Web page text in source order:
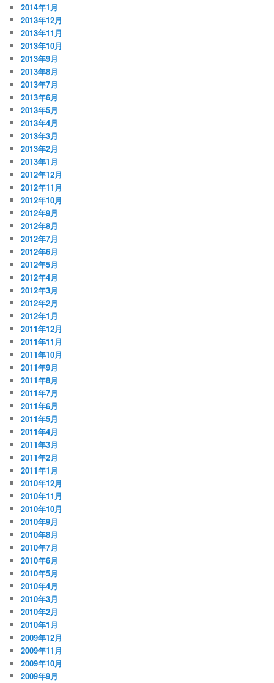
2014年1月
2013年12月
2013年11月
2013年10月
2013年9月
2013年8月
2013年7月
2013年6月
2013年5月
2013年4月
2013年3月
2013年2月
2013年1月
2012年12月
2012年11月
2012年10月
2012年9月
2012年8月
2012年7月
2012年6月
2012年5月
2012年4月
2012年3月
2012年2月
2012年1月
2011年12月
2011年11月
2011年10月
2011年9月
2011年8月
2011年7月
2011年6月
2011年5月
2011年4月
2011年3月
2011年2月
2011年1月
2010年12月
2010年11月
2010年10月
2010年9月
2010年8月
2010年7月
2010年6月
2010年5月
2010年4月
2010年3月
2010年2月
2010年1月
2009年12月
2009年11月
2009年10月
2009年9月